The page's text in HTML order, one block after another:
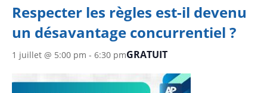
Respecter les règles est-il devenu
un désavantage concurrentiel ?
1 juillet @ 5:00 pm - 6:30 pmGRATUIT